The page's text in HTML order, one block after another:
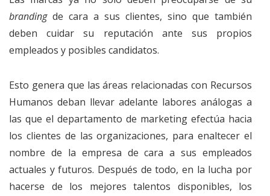
brandingde cara a sus clientes, sino que también
deben cuidar su reputación ante sus propios
empleados y posibles candidatos.
Esto genera que las áreas relacionadas con Recursos
Humanos deban llevar adelante labores análogas a
las que el departamento de marketing efectúa hacia
los clientes de las organizaciones, para enaltecer el
nombre de la empresa de cara a sus empleados
actuales y futuros. Después de todo, en la lucha por
hacerse de los mejores talentos disponibles, los